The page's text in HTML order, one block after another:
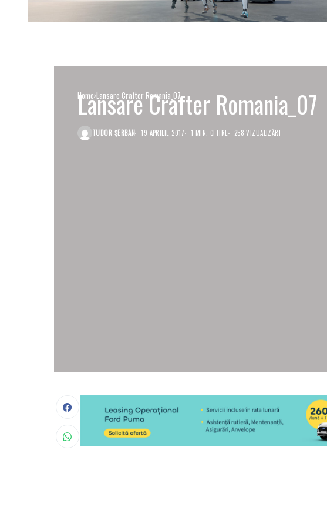
Home Lansare Crafter Romania_07
Lansare Crafter Romania_07
TUDOR ȘERBAN 19 APRILIE 2017 1 MIN. CITIRE 258 VIZUALIZĂRI